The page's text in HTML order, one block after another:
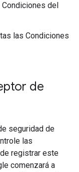
Condiciones del
las Condiciones
de
seguridad de
las
registrar este
comenzará a